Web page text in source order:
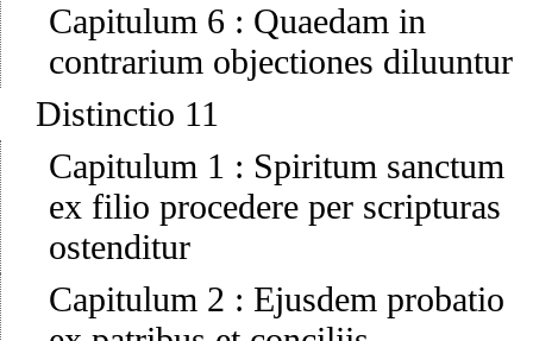
Capitulum 6 : Quaedam in
contrarium objectiones diluuntur
Distinctio 11
Capitulum 1 : Spiritum sanctum
ex filio procedere per scripturas
ostenditur
Capitulum 2 : Ejusdem probatio